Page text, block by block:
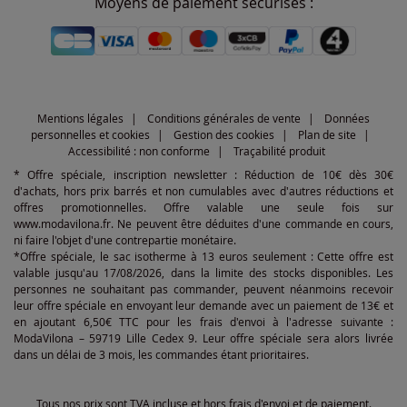
Mentions légales Conditions générales de vente
Données
personnelles et cookies
Gestion des cookies
Plan de site
Accessibilité : non conforme
Traçabilité produit
* Offre spéciale, inscription newsletter : Réduction de 10€ dès 30€
d'achats, hors prix barrés et non cumulables avec d'autres réductions et
offres promotionnelles. Offre valable une seule fois sur
www.modavilona.fr. Ne peuvent être déduites d'une commande en cours,
ni faire l'objet d'une contrepartie monétaire.
*Offre spéciale, le sac isotherme à 13 euros seulement : Cette offre est
valable jusqu'au 17/08/2026, dans la limite des stocks disponibles. Les
personnes ne souhaitant pas commander, peuvent néanmoins recevoir
leur offre spéciale en envoyant leur demande avec un paiement de 13€ et
en ajoutant 6,50€ TTC pour les frais d'envoi à l'adresse suivante :
ModaVilona – 59719 Lille Cedex 9. Leur offre spéciale sera alors livrée
dans un délai de 3 mois, les commandes étant prioritaires.
Tous nos prix sont TVA incluse et hors frais d'envoi et de paiement.